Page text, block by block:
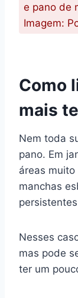
e pano de
Imagem:
Como
mais
Nem toda
pano. Em
áreas
manchas
Nesses
mas pode
ter um